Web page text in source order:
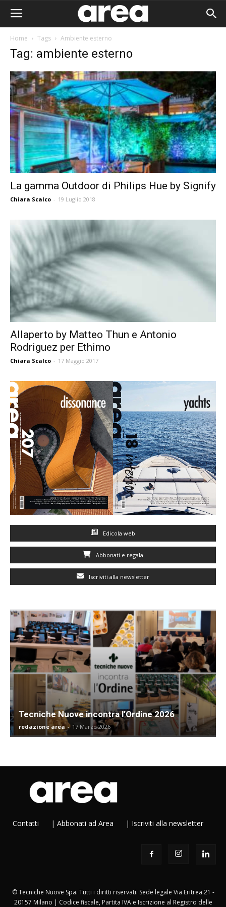
Home Tags Ambiente esterno
Tag: ambiente esterno
La gamma Outdoor di Philips Hue by Signify
Chiara Scalco - 19 Luglio 2018
Allaperto by Matteo Thun e Antonio
Rodriguez per Ethimo
Chiara Scalco - 17 Maggio 2017
Edicola web
Abbonati e regala
Iscriviti alla newsletter
Tecniche Nuove incontra l’Ordine 2026
redazione area - 17 Marzo 2026
Contatti | Abbonati ad Area | Iscriviti alla newsletter
© Tecniche Nuove Spa. Tutti i diritti riservati. Sede legale Via Eritrea 21 -
20157 Milano | Codice fiscale, Partita IVA e Iscrizione al Registro delle